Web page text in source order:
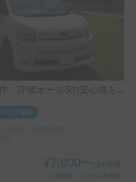
シェア歴6年300件、評価オール5の安心感をぜひ😊
シェア保険
小田中, ' 武蔵中原駅
¥ 7,800〜 /24時間
＋保険料・システム利用料